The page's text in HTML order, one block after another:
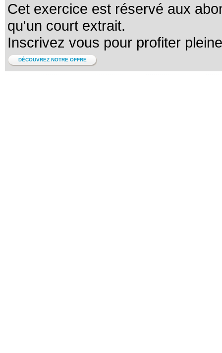
Cet exercice est réservé aux
qu'un court extrait.
Inscrivez vous pour profiter
DÉCOUVREZ NOTRE OFFRE